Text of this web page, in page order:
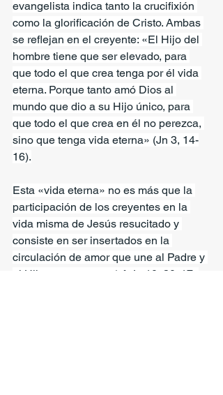
evangelista indica tanto la crucifixión
como la glorificación de Cristo. Ambas
se reflejan en el creyente: «El Hijo del
hombre tiene que ser elevado, para
que todo el que crea tenga por él vida
eterna. Porque tanto amó Dios al
mundo que dio a su Hijo único, para
que todo el que crea en él no perezca,
sino que tenga vida eterna» (Jn 3, 14-
16).
Esta «vida eterna» no es más que la
participación de los creyentes en la
vida misma de Jesús resucitado y
consiste en ser insertados en la
circulación de amor que une al Padre y
al Hijo, que son uno (cf. Jn 10, 30; 17,